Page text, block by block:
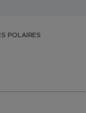
POLAIRES